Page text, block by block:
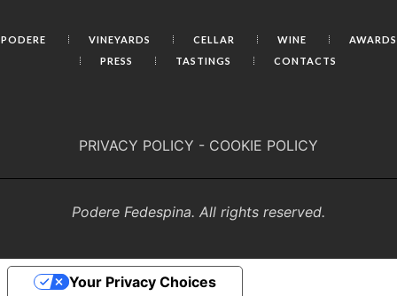
PODERE VINEYARDS CELLAR WINE
AWARDS
PRESS
TASTINGS CONTACTS
PRIVACY POLICY - COOKIE POLICY
Podere Fedespina. All rights reserved.
Your Privacy Choices